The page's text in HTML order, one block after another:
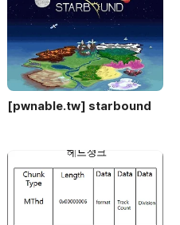
[pwnable.tw] starbound